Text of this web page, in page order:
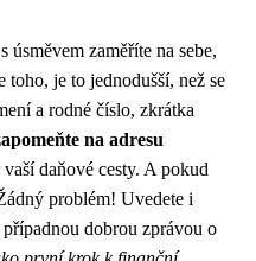
úsměvem zaměříte na sebe,
toho, je to jednodušší, než se
a rodné číslo, zkrátka
na adresu
vaší daňové cesty. A pokud
problém! Uvedete i
dobrou zprávou o